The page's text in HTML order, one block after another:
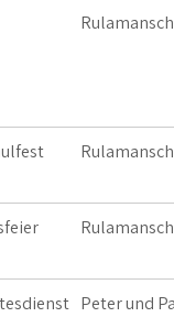
Peter und